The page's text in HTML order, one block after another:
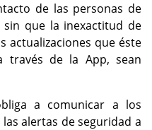
de las personas de
que la inexactitud de
actualizaciones que éste
través de la App, sean
a comunicar a los
alertas de seguridad a